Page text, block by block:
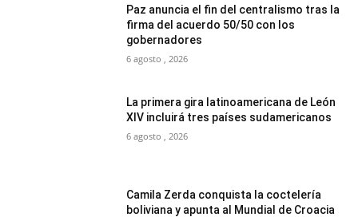
Paz anuncia el fin del centralismo tras la
firma del acuerdo 50/50 con los
gobernadores
6 agosto , 2026
La primera gira latinoamericana de León
XIV incluirá tres países sudamericanos
6 agosto , 2026
Camila Zerda conquista la coctelería
boliviana y apunta al Mundial de Croacia